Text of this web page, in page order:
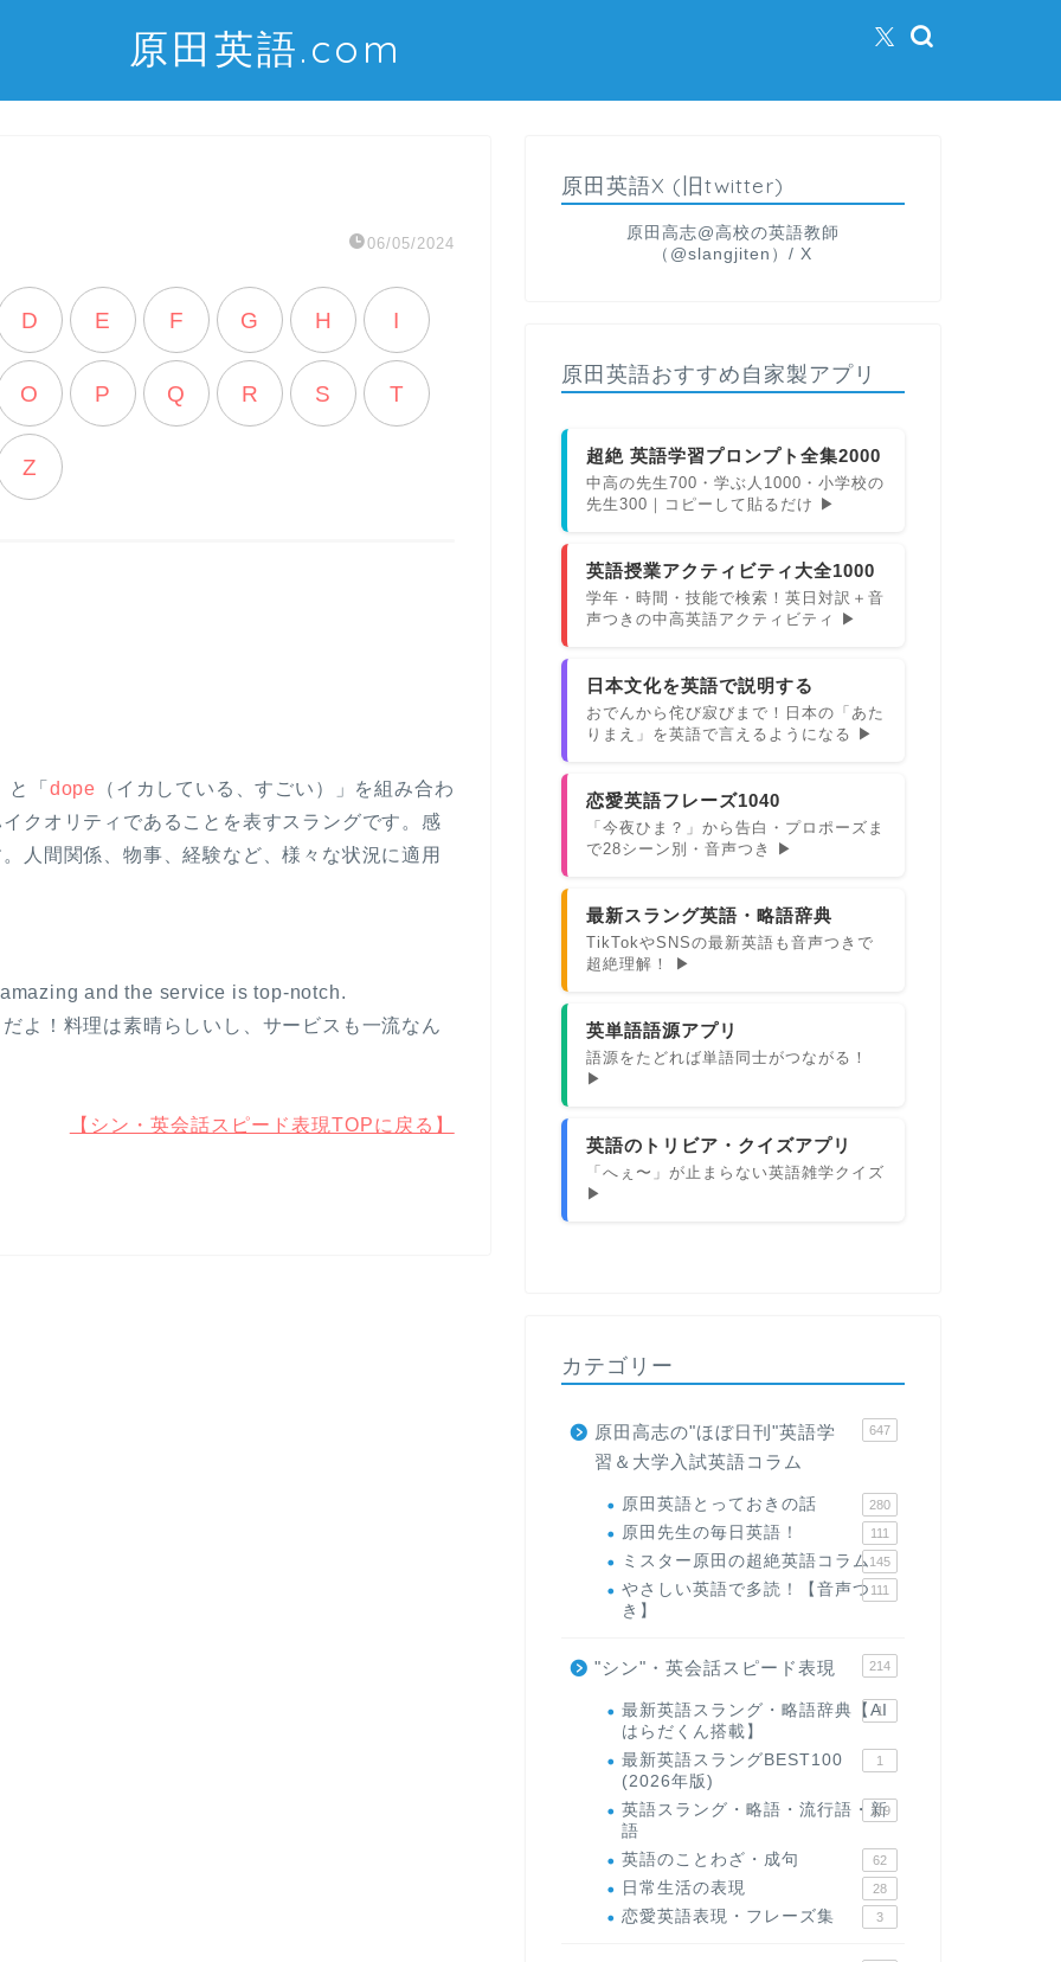
原田英語.com
06/05/2024
D E F G H I
O P Q R S T
Z
「 dope （イカしている、すごい）」を組み合わ
クオリティであることを表すスラングです。感
人間関係、物事、経験など、様々な状況に適用
and the service is top-notch.
よ！料理は素晴らしいし、サービスも一流なん
【シン・英会話スピード表現TOPに戻る】
原田英語X (旧twitter)
原田高志@高校の英語教師
（@slangjiten）/ X
原田英語おすすめ自家製アプリ
超絶 英語学習プロンプト全集2000
中高の先生700・学ぶ人1000・小学校の
先生300｜コピーして貼るだけ ▶
英語授業アクティビティ大全1000
学年・時間・技能で検索！英日対訳＋音
声つきの中高英語アクティビティ ▶
日本文化を英語で説明する
おでんから侘び寂びまで！日本の「あた
りまえ」を英語で言えるようになる ▶
恋愛英語フレーズ1040
「今夜ひま？」から告白・プロポーズま
で28シーン別・音声つき ▶
最新スラング英語・略語辞典
TikTokやSNSの最新英語も音声つきで
超絶理解！ ▶
英単語語源アプリ
語源をたどれば単語同士がつながる！
▶
英語のトリビア・クイズアプリ
「へぇ〜」が止まらない英語雑学クイズ
▶
カテゴリー
原田高志の"ほぼ日刊"英語学
習＆大学入試英語コラム
647
原田英語とっておきの話 280
原田先生の毎日英語！ 111
ミスター原田の超絶英語コラム145
やさしい英語で多読！【音声つ
き】
111
"シン"・英会話スピード表現 214
最新英語スラング・略語辞典【AI
はらだくん搭載】
1
最新英語スラングBEST100
(2026年版)
1
英語スラング・略語・流行語・新
語
119
英語のことわざ・成句 62
日常生活の表現 28
恋愛英語表現・フレーズ集 3